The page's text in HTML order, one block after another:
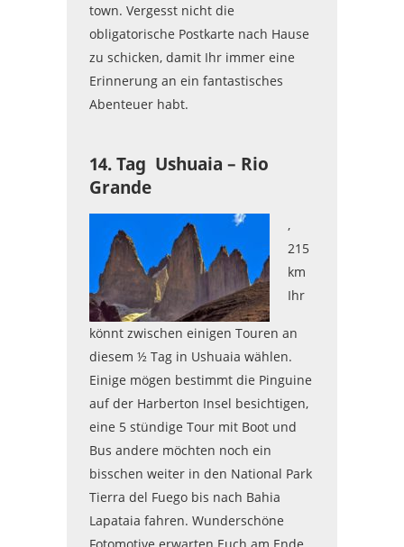
town. Vergesst nicht die
obligatorische Postkarte nach Hause
zu schicken, damit Ihr immer eine
Erinnerung an ein fantastisches
Abenteuer habt.
14. Tag Ushuaia – Rio
Grande
,
215
km
Ihr
könnt zwischen einigen Touren an
diesem ½ Tag in Ushuaia wählen.
Einige mögen bestimmt die Pinguine
auf der Harberton Insel besichtigen,
eine 5 stündige Tour mit Boot und
Bus andere möchten noch ein
bisschen weiter in den National Park
Tierra del Fuego bis nach Bahia
Lapataia fahren. Wunderschöne